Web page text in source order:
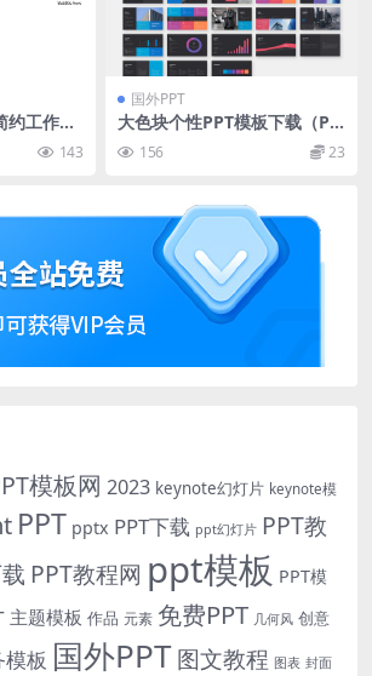
约工作总
143
国外PPT
大色块个性PPT模板下载（PP
156 23
模板网 2023 keynote幻灯片 keynote模
PPT pptx PPT下载 ppt幻灯片 PPT教
PPT教程网 ppt模板 PPT模
主题模板 作品 元素 免费PPT 几何风 创意
板 国外PPT图文教程 图表 封面